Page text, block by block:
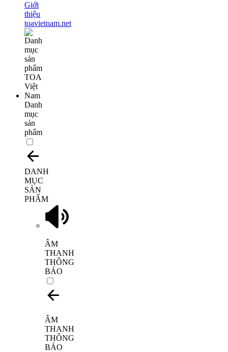
Giới
thiệu
toavietnam.net
Danh
mục
sản
phẩm
DANH
MỤC
SẢN
PHẨM
ÂM
THANH
THÔNG
BÁO
ÂM
THANH
THÔNG
BÁO